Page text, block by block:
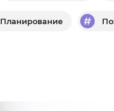
Планирование